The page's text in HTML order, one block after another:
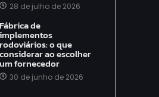
28 de julho de 2026
Fábrica de
implementos
rodoviários: o que
considerar ao escolher
um fornecedor
30 de junho de 2026